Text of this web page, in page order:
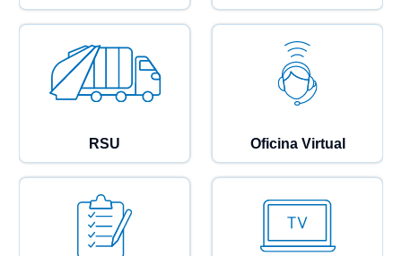
RSU Oficina Virtual